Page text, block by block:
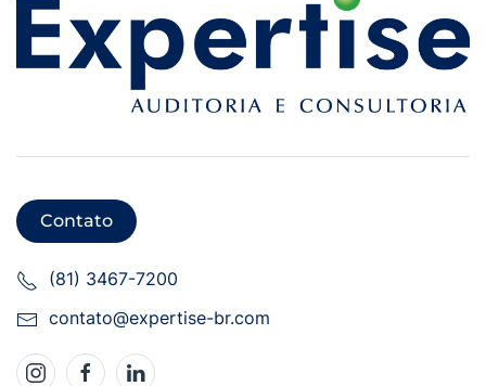
Contato
(81) 3467-7200
contato@expertise-br.com